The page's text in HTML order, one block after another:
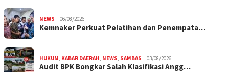
NEWS 06/08/2026
Kemnaker Perkuat Pelatihan dan Penempata…
HUKUM KABAR DAERAH NEWS SAMBAS 03/08/2026
Audit BPK Bongkar Salah Klasifikasi Angg…